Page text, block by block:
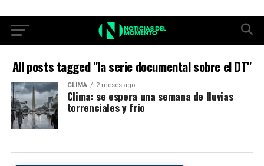
All posts tagged "la serie documental sobre el DT"
CLIMA 2 meses ago
Clima: se espera una semana de lluvias
torrenciales y frío